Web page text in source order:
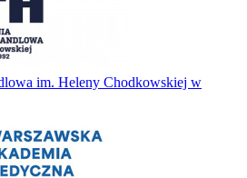
im. Heleny Chodkowskiej w